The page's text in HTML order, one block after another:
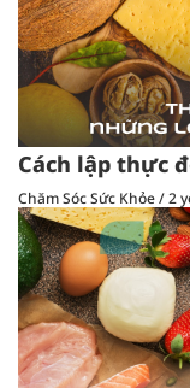
Cách lập thực
Chăm Sóc Sức Khỏe/2